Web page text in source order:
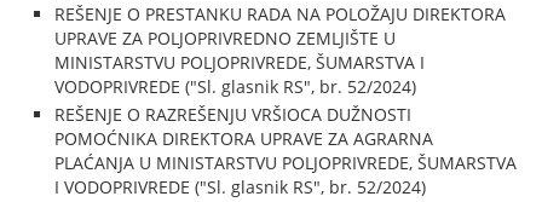
REŠENJE O PRESTANKU RADA NA POLOŽAJU DIREKTORA
UPRAVE ZA POLJOPRIVREDNO ZEMLJIŠTE U
MINISTARSTVU POLJOPRIVREDE, ŠUMARSTVA I
VODOPRIVREDE ("Sl. glasnik RS", br. 52/2024)
REŠENJE O RAZREŠENJU VRŠIOCA DUŽNOSTI
POMOĆNIKA DIREKTORA UPRAVE ZA AGRARNA
PLAĆANJA U MINISTARSTVU POLJOPRIVREDE, ŠUMARSTVA
I VODOPRIVREDE ("Sl. glasnik RS", br. 52/2024)